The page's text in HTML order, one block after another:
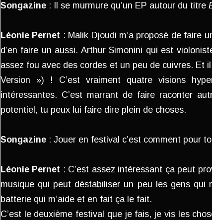
Songazine : Il se murmure qu’un EP autour du titre
Léonie Pernet : Malik Djoudi m’a proposé de faire
d’en faire un aussi. Arthur Simonini qui est
assez fou avec des cordes et un peu de cuivres. Et
Version ») ! C’est vraiment quatre visions
intéressantes. C’est marrant de faire raconter
potentiel, tu peux lui faire dire plein de choses.
Songazine : Jouer en festival c’est comment pour
Léonie Pernet : C’est assez intéressant ça peut
musique qui peut déstabiliser un peu les gens
batterie qui m’aide et en fait ça le fait.
C’est le deuxième festival que je fais, je vis les